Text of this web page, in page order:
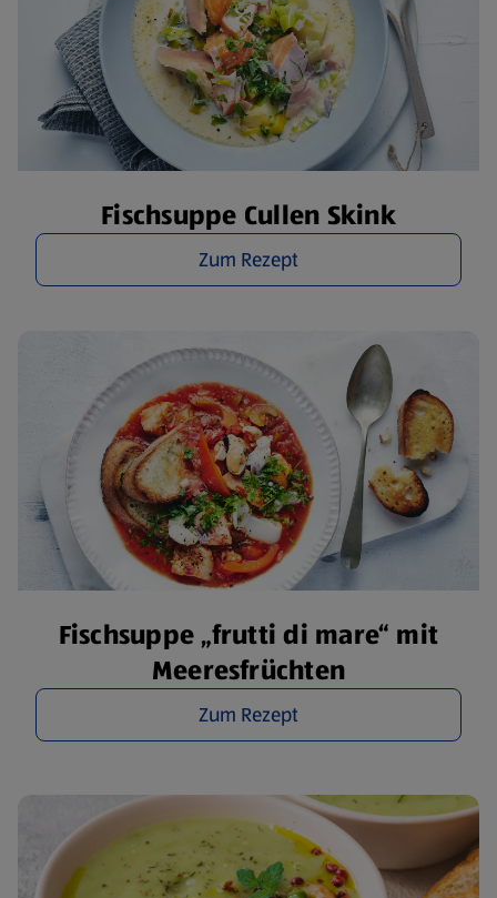
Fischsuppe Cullen Skink
Zum Rezept
Fischsuppe „frutti di mare“ mit
Meeresfrüchten
Zum Rezept